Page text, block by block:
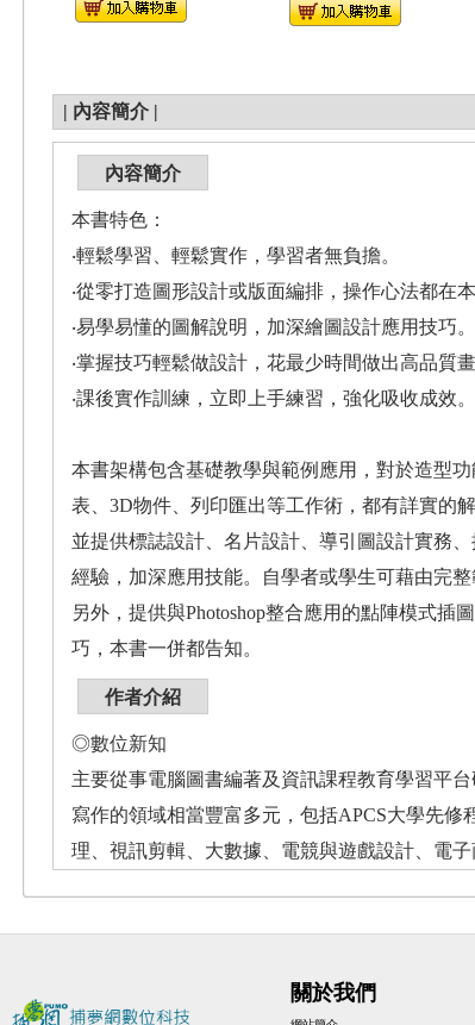
| 內容簡介 |
內容簡介
本書特色：
‧輕鬆學習、輕鬆實作，學習者無負擔。
‧從零打造圖形設計或版面編排，操作心法都在本
‧易學易懂的圖解說明，加深繪圖設計應用技巧。
‧掌握技巧輕鬆做設計，花最少時間做出高品質畫
‧課後實作訓練，立即上手練習，強化吸收成效。
本書架構包含基礎教學與範例應用，對於造型
表、3D物件、列印匯出等工作術，都有詳實的
並提供標誌設計、名片設計、導引圖設計實務
經驗，加深應用技能。自學者或學生可藉由完
另外，提供與Photoshop整合應用的點陣模式
巧，本書一併都告知。
作者介紹
◎數位新知
主要從事電腦圖書編著及資訊課程教育學習平
寫作的領域相當豐富多元，包括APCS大學先
理、視訊剪輯、大數據、電競與遊戲設計、電
關於我們